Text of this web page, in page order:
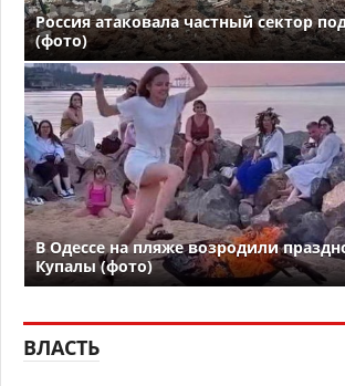
Россия атаковала частный сектор
(фото)
В Одессе на пляже возродили
Купалы (фото)
ВЛАСТЬ